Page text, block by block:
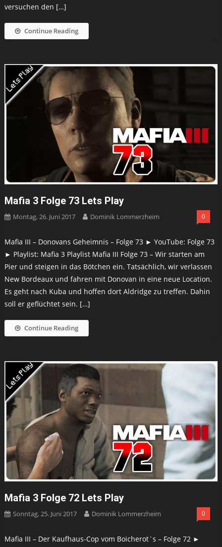
versuchen den […]
Continue Reading
Mafia 3 Folge 73 Lets Play
Montag, 26. Juni 2017 Dominik Lommerzheim 0
Mafia III – Donovans Geheimnis – Folge 73 ► YouTube: Folge 73
► Playlist: Mafia 3 Playlist Mafia III Folge 73 – Wir starten am
Pier und steigen in das Bötchen ein. Tatsächlich, wir verlassen
New Bordeaux und fahren mit Donovan in eine neue Location.
Es geht nach Kuba und hoffen dort Aldridge zu treffen. Dahin
soll er geflüchtet sein. […]
Continue Reading
Mafia 3 Folge 72 Lets Play
Sonntag, 25. Juni 2017 Dominik Lommerzheim 0
Mafia III – Der Kaufhaus-Cop vom Boicherot´s – Folge 72 ►